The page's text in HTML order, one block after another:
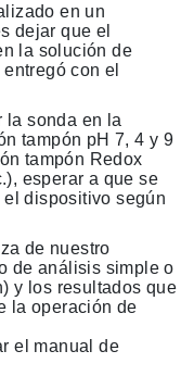
en un
dejar que el
la solución de
con el
la sonda en la
tampón pH 7, 4 y 9
tampón Redox
esperar a que se
dispositivo según
de nuestro
de análisis simple o
y los resultados que
la operación de
el manual de